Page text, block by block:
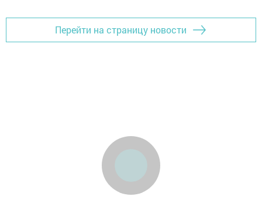
Перейти на страницу новости